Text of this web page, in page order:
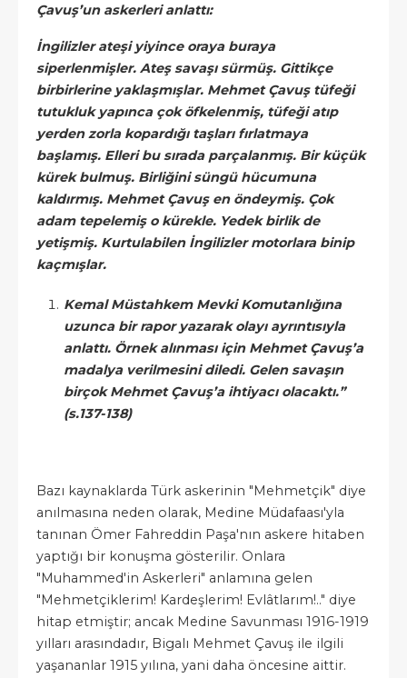
Çavuş’un askerleri anlattı:
İngilizler ateşi yiyince oraya buraya
siperlenmişler. Ateş savaşı sürmüş. Gittikçe
birbirlerine yaklaşmışlar. Mehmet Çavuş tüfeği
tutukluk yapınca çok öfkelenmiş, tüfeği atıp
yerden zorla kopardığı taşları fırlatmaya
başlamış. Elleri bu sırada parçalanmış. Bir küçük
kürek bulmuş. Birliğini süngü hücumuna
kaldırmış. Mehmet Çavuş en öndeymiş. Çok
adam tepelemiş o kürekle. Yedek birlik de
yetişmiş. Kurtulabilen İngilizler motorlara binip
kaçmışlar.
Kemal Müstahkem Mevki Komutanlığına
uzunca bir rapor yazarak olayı ayrıntısıyla
anlattı. Örnek alınması için Mehmet Çavuş’a
madalya verilmesini diledi. Gelen savaşın
birçok Mehmet Çavuş’a ihtiyacı olacaktı.”
(s.137-138)
Bazı kaynaklarda Türk askerinin "Mehmetçik" diye
anılmasına neden olarak, Medine Müdafaası'yla
tanınan Ömer Fahreddin Paşa'nın askere hitaben
yaptığı bir konuşma gösterilir. Onlara
"Muhammed'in Askerleri" anlamına gelen
"Mehmetçiklerim! Kardeşlerim! Evlâtlarım!.." diye
hitap etmiştir; ancak Medine Savunması 1916-1919
yılları arasındadır, Bigalı Mehmet Çavuş ile ilgili
yaşananlar 1915 yılına, yani daha öncesine aittir.